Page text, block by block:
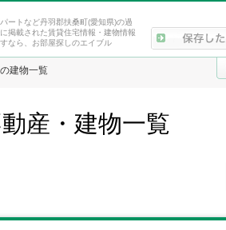
ートなど丹羽郡扶桑町(愛知県)の過
掲載された賃貸住宅情報・建物情報
なら、お部屋探しのエイブル
建物一覧
産・建物一覧